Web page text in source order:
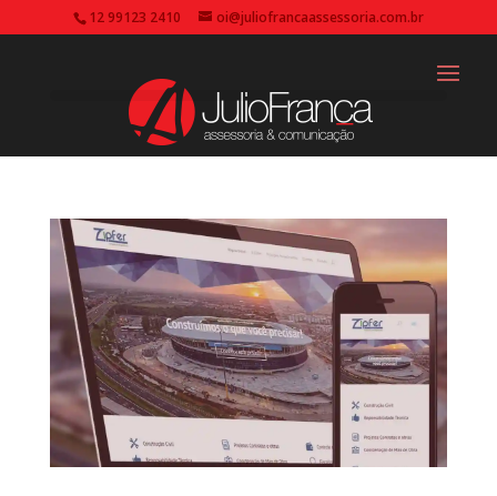
12 99123 2410 oi@juliofrancaassessoria.com.br